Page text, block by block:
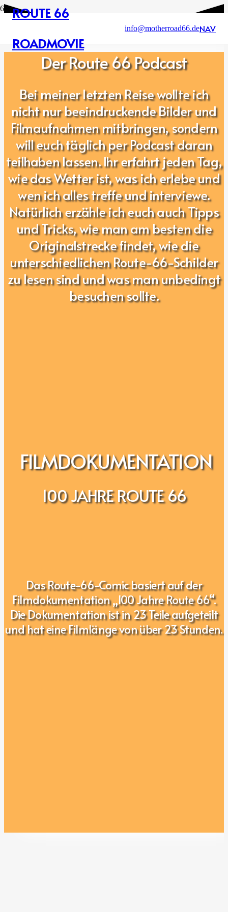
ROUTE 66
ROADMOVIE
info@motherroad66.deNAV
Der Route 66 Podcast
Bei meiner letzten Reise wollte ich
nicht nur beeindruckende Bilder und
Filmaufnahmen mitbringen, sondern
will euch täglich per Podcast daran
teilhaben lassen. Ihr erfahrt jeden Tag,
wie das Wetter ist, was ich erlebe und
wen ich alles treffe und interviewe.
Natürlich erzähle ich euch auch Tipps
und Tricks, wie man am besten die
Originalstrecke findet, wie die
unterschiedlichen Route-66-Schilder
zu lesen sind und was man unbedingt
besuchen sollte.
FILMDOKUMENTATION
100 JAHRE ROUTE 66
Das Route-66-Comic basiert auf der
Filmdokumentation „100 Jahre Route 66“.
Die Dokumentation ist in 23 Teile aufgeteilt
und hat eine Filmlänge von über 23 Stunden.